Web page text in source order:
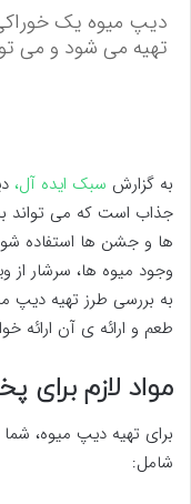
دیپ میوه یک
تهیه می شود و می
به گزارش سبک ایده آل،
جذاب است که می تواند
ها و جشن ها استفاده
وجود میوه ها، سرشار از
به بررسی طرز تهیه دیپ
طعم و ارائه ی آن ارائه
مواد لازم
برای تهیه دیپ میوه، شما
شامل: